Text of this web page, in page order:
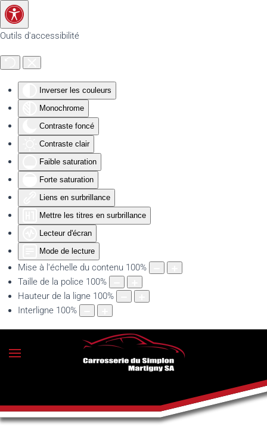
Outils d'accessibilité
Inverser les couleurs
Monochrome
Contraste foncé
Contraste clair
Faible saturation
Forte saturation
Liens en surbrillance
Mettre les titres en surbrillance
Lecteur d'écran
Mode de lecture
Mise à l'échelle du contenu 100%
Taille de la police 100%
Hauteur de la ligne 100%
Interligne 100%
Accéder au contenu principal